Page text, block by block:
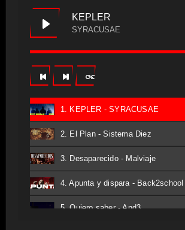
KEPLER
SYRACUSAE
1. KEPLER - SYRACUSAE
2. El Plan - Sistema Diez
3. Desaparecido - Malviaje
4. Apunta y dispara - Back2school
5. Quiero saber - And3